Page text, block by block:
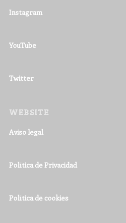
Instagram
YouTube
Twitter
WEBSITE
Aviso legal
Política de Privacidad
Política de cookies